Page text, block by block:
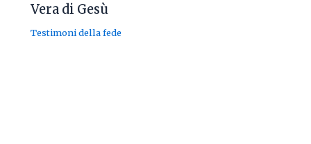
Vera di Gesù
Testimoni della fede